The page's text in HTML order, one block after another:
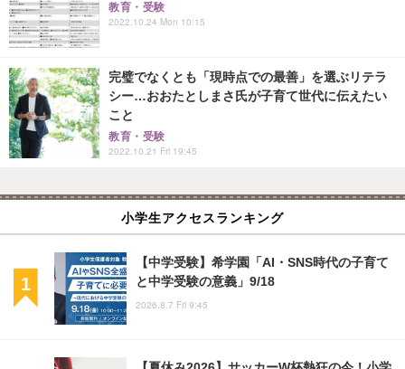
教育・受験
2022.10.24 Mon 10:15
完璧でなくとも「現時点での最善」を選ぶリテラ
シー…おおたとしまさ氏が子育て世代に伝えたい
こと
教育・受験
2022.10.21 Fri 19:45
小学生アクセスランキング
【中学受験】希学園「AI・SNS時代の子育て
と中学受験の意義」9/18
2026.8.7 Fri 9:45